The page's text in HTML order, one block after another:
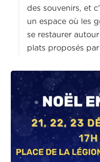
des souvenirs, et
un espace où les
se restaurer
plats proposés